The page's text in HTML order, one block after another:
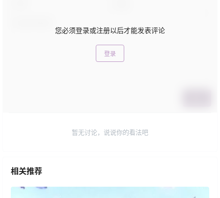
您必须登录或注册以后才能发表评论
登录
暂无讨论，说说你的看法吧
相关推荐